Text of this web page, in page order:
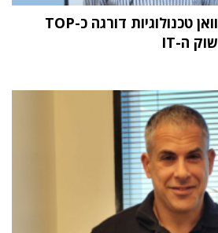
מחקר STKI השנתי: וואן טכנולוגיות דורגה כ-TOP